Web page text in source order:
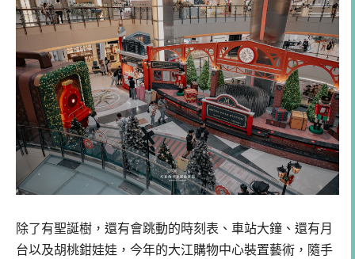
除了有聖誕樹，還有會跳動的時刻表、車站大鐘、還有月
台以及胡桃鉗娃娃，今年的大江購物中心裝置藝術，隨手